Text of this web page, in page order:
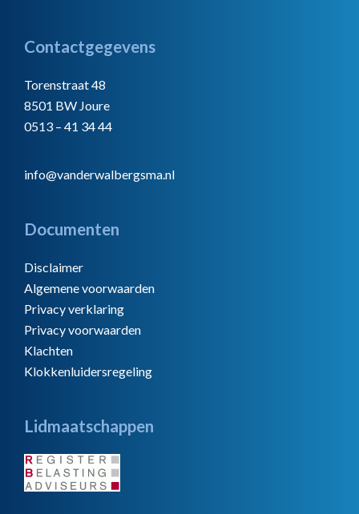
Footer
Contactgegevens
Torenstraat 48
8501 BW Joure
0513 – 41 34 44
info@vanderwalbergsma.nl
Documenten
Disclaimer
Algemene voorwaarden
Privacy verklaring
Privacy voorwaarden
Klachten
Klokkenluidersregeling
Lidmaatschappen